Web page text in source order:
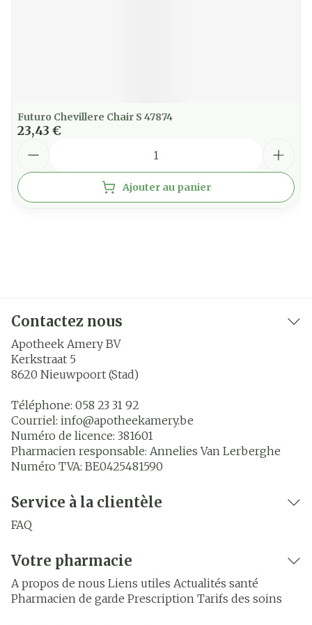
Futuro Chevillere Chair S 47874
23,43 €
Ajouter au panier
Contactez nous
Apotheek Amery BV
Kerkstraat 5
8620 Nieuwpoort (Stad)
Téléphone: 058 23 31 92
Courriel: info@apotheekamery.be
Numéro de licence: 381601
Pharmacien responsable: Annelies Van Lerberghe
Numéro TVA: BE0425481590
Service à la clientèle
FAQ
Votre pharmacie
A propos de nous Liens utiles Actualités santé
Pharmacien de garde Prescription Tarifs des soins